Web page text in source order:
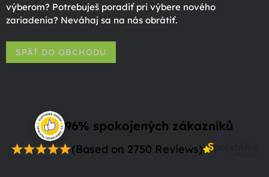
výberom? Potrebuješ poradiť pri výbere nového
zariadenia? Neváhaj sa na nás obrátiť.
SPÄŤ DO OBCHODU
96% spokojených zákazníků
(Based on 2750 Reviews)